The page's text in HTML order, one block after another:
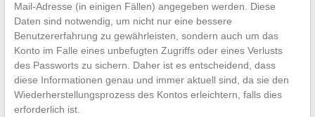
Mail-Adresse (in einigen Fällen) angegeben werden. Diese
Daten sind notwendig, um nicht nur eine bessere
Benutzererfahrung zu gewährleisten, sondern auch um das
Konto im Falle eines unbefugten Zugriffs oder eines Verlusts
des Passworts zu sichern. Daher ist es entscheidend, dass
diese Informationen genau und immer aktuell sind, da sie den
Wiederherstellungsprozess des Kontos erleichtern, falls dies
erforderlich ist.